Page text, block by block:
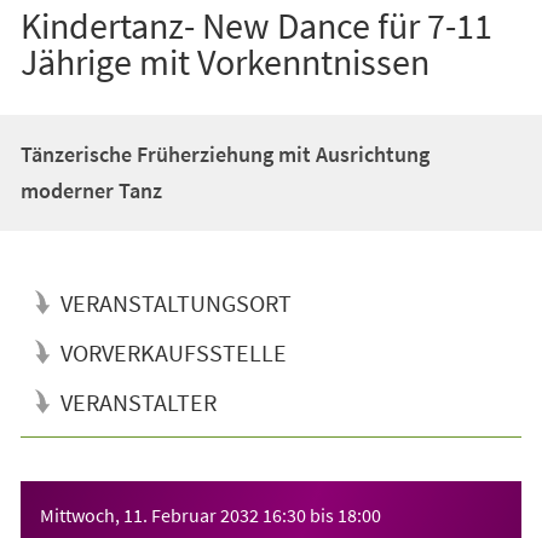
Kindertanz- New Dance für 7-11
Jährige mit Vorkenntnissen
Tänzerische Früherziehung mit Ausrichtung
moderner Tanz
VERANSTALTUNGSORT
VORVERKAUFSSTELLE
VERANSTALTER
Mittwoch, 11. Februar 2032 16:30 bis 18:00